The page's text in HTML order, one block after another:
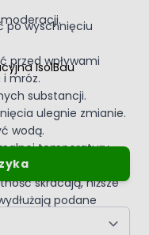
po wyschnięciu
przed wpływami
mróz.
substancji.
ulegnie zmianie.
wodą.
temperatury
skracają, niższe
podane
IsolBau